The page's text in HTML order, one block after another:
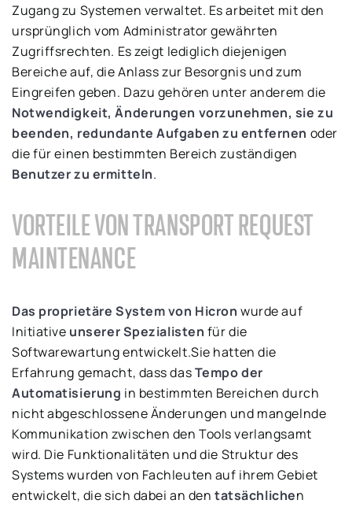
Zugang zu Systemen verwaltet. Es arbeitet mit den
ursprünglich vom Administrator gewährten
Zugriffsrechten. Es zeigt lediglich diejenigen
Bereiche auf, die Anlass zur Besorgnis und zum
Eingreifen geben. Dazu gehören unter anderem die
Notwendigkeit, Änderungen vorzunehmen, sie zu
beenden, redundante Aufgaben zu entfernen oder
die für einen bestimmten Bereich zuständigen
Benutzer zu ermitteln.
VORTEILE VON TRANSPORT REQUEST
MAINTENANCE
Das proprietäre System von Hicron wurde auf
Initiative unserer Spezialisten für die
Softwarewartung entwickelt.Sie hatten die
Erfahrung gemacht, dass dasTempo der
Automatisierung in bestimmten Bereichen durch
nicht abgeschlossene Änderungen und mangelnde
Kommunikation zwischen den Tools verlangsamt
wird. Die Funktionalitäten und die Struktur des
Systems wurden von Fachleuten auf ihrem Gebiet
entwickelt, die sich dabei an dentatsächlichen